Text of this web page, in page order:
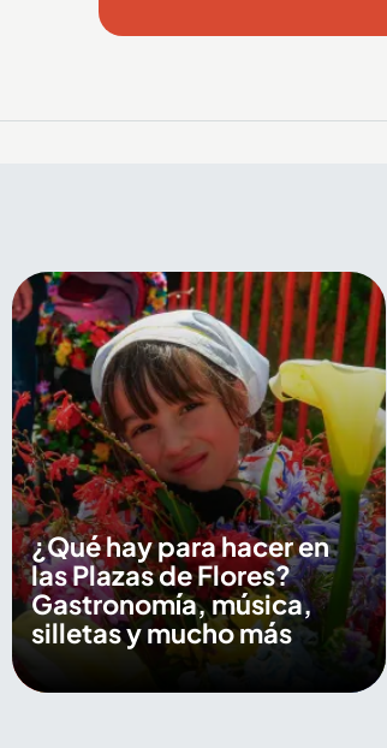
¿Qué hay para hacer en
las Plazas de Flores?
Gastronomía, música,
silletas y mucho más